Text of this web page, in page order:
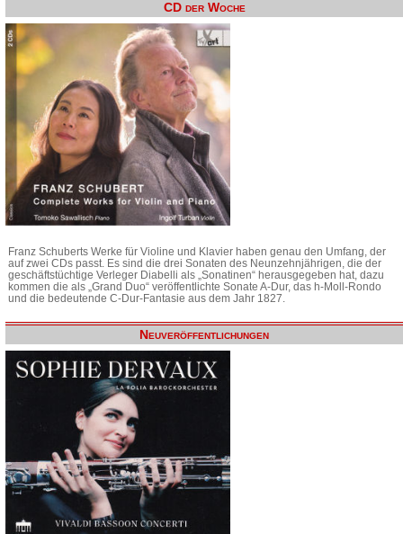
CD der Woche
Franz Schuberts Werke für Violine und Klavier haben genau den Umfang, der
auf zwei CDs passt. Es sind die drei Sonaten des Neunzehnjährigen, die der
geschäftstüchtige Verleger Diabelli als „Sonatinen“ herausgegeben hat, dazu
kommen die als „Grand Duo“ veröffentlichte Sonate A-Dur, das h-Moll-Rondo
und die bedeutende C-Dur-Fantasie aus dem Jahr 1827.
Neuveröffentlichungen